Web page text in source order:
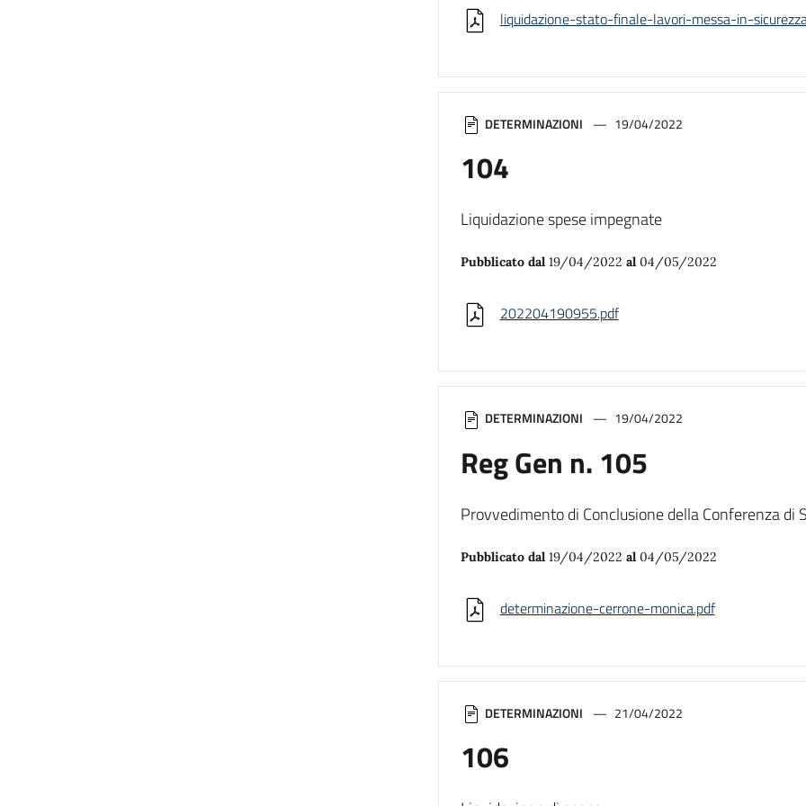
liquidazione-stato-finale-lavori-messa-in-
DETERMINAZIONI 19/04/2022
104
Liquidazione spese impegnate
Pubblicato dal 19/04/2022 al04/05/2022
202204190955.pdf
DETERMINAZIONI 19/04/2022
Reg Gen n. 105
Provvedimento di Conclusione della Conferenza di
Pubblicato dal 19/04/2022 al04/05/2022
determinazione-cerrone-monica.pdf
DETERMINAZIONI 21/04/2022
106